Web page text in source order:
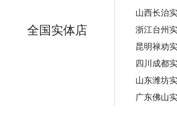
全国实体店
山西长治
浙江台州
昆明禄劝
四川成都
山东潍坊
广东佛山